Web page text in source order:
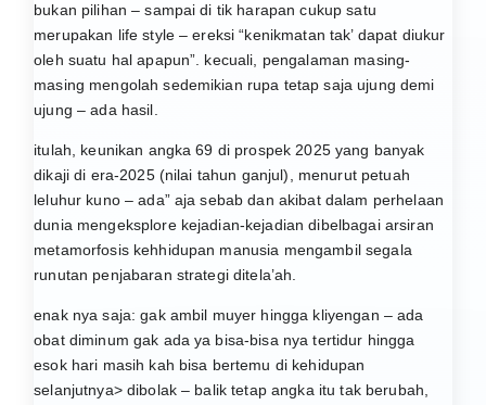
bukan pilihan – sampai di tik harapan cukup satu
merupakan life style – ereksi “kenikmatan tak’ dapat diukur
oleh suatu hal apapun”. kecuali, pengalaman masing-
masing mengolah sedemikian rupa tetap saja ujung demi
ujung – ada hasil.
itulah, keunikan angka 69 di prospek 2025 yang banyak
dikaji di era-2025 (nilai tahun ganjul), menurut petuah
leluhur kuno – ada” aja sebab dan akibat dalam perhelaan
dunia mengeksplore kejadian-kejadian dibelbagai arsiran
metamorfosis kehhidupan manusia mengambil segala
runutan penjabaran strategi ditela’ah.
enak nya saja: gak ambil muyer hingga kliyengan – ada
obat diminum gak ada ya bisa-bisa nya tertidur hingga
esok hari masih kah bisa bertemu di kehidupan
selanjutnya> dibolak – balik tetap angka itu tak berubah,